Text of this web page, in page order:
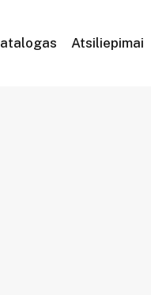
Atsiliepimai